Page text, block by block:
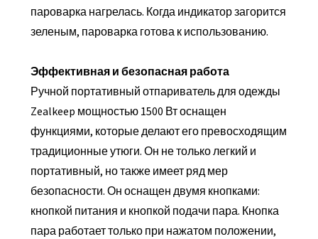
пароварка нагрелась. Когда индикатор загорится
зеленым, пароварка готова к использованию.
Эффективная и безопасная работа
Ручной портативный отпариватель для одежды
Zealkeep мощностью 1500 Вт оснащен
функциями, которые делают его превосходящим
традиционные утюги. Он не только легкий и
портативный, но также имеет ряд мер
безопасности. Он оснащен двумя кнопками:
кнопкой питания и кнопкой подачи пара. Кнопка
пара работает только при нажатом положении,